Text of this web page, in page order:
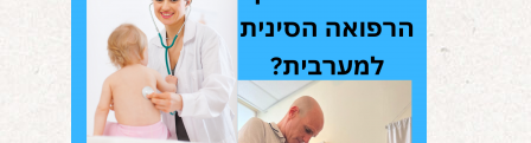
בעיות/מחלות נוספות
שאלות ותשובות